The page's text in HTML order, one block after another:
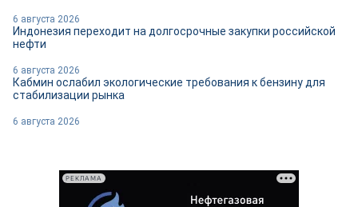
6 августа 2026
Индонезия переходит на долгосрочные закупки российской
нефти
6 августа 2026
Кабмин ослабил экологические требования к бензину для
стабилизации рынка
6 августа 2026
РЕКЛАМА